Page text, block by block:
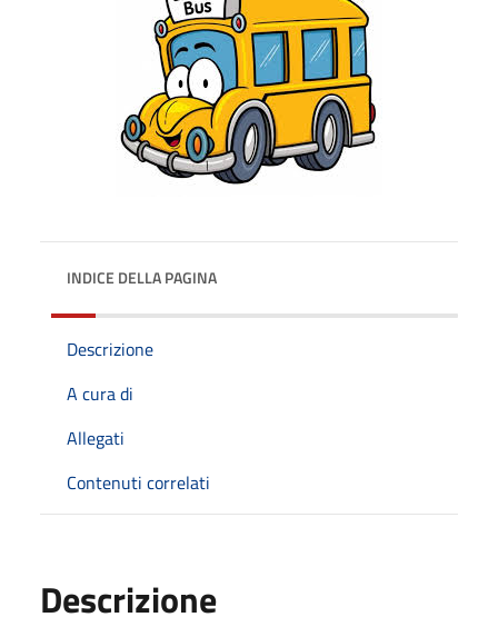
INDICE DELLA PAGINA
Descrizione
A cura di
Allegati
Contenuti correlati
Descrizione